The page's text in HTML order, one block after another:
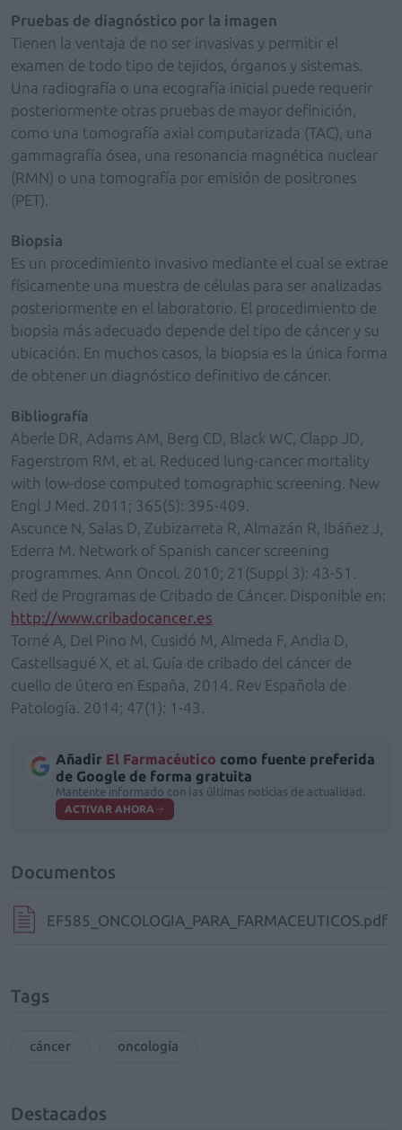
Pruebas de diagnóstico por la imagen
Tienen la ventaja de no ser invasivas y permitir el
examen de todo tipo de tejidos, órganos y sistemas.
Una radiografía o una ecografía inicial puede requerir
posteriormente otras pruebas de mayor definición,
como una tomografía axial computarizada (TAC), una
gammagrafía ósea, una resonancia magnética nuclear
(RMN) o una tomografía por emisión de positrones
(PET).
Biopsia
Es un procedimiento invasivo mediante el cual se extrae
físicamente una muestra de células para ser analizadas
posteriormente en el laboratorio. El procedimiento de
biopsia más adecuado depende del tipo de cáncer y su
ubicación. En muchos casos, la biopsia es la única forma
de obtener un diagnóstico definitivo de cáncer.
Bibliografía
Aberle DR, Adams AM, Berg CD, Black WC, Clapp JD,
Fagerstrom RM, et al. Reduced lung-cancer mortality
with low-dose computed tomographic screening. New
Engl J Med. 2011; 365(5): 395-409.
Ascunce N, Salas D, Zubizarreta R, Almazán R, Ibáñez J,
Ederra M. Network of Spanish cancer screening
programmes. Ann Oncol. 2010; 21(Suppl 3): 43-51.
Red de Programas de Cribado de Cáncer. Disponible en:
http://www.cribadocancer.es
Torné A, Del Pino M, Cusidó M, Almeda F, Andia D,
Castellsagué X, et al. Guía de cribado del cáncer de
cuello de útero en España, 2014. Rev Española de
Patología. 2014; 47(1): 1-43.
Añadir El Farmacéutico como fuente preferida
de Google de forma gratuita
Mantente informado con las últimas noticias de actualidad.
ACTIVAR AHORA
Documentos
EF585_ONCOLOGIA_PARA_FARMACEUTICOS.pdf
Tags
cáncer oncología
Destacados